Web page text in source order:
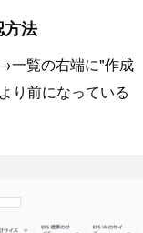
方法
一覧の右端に"作成
り前になっている